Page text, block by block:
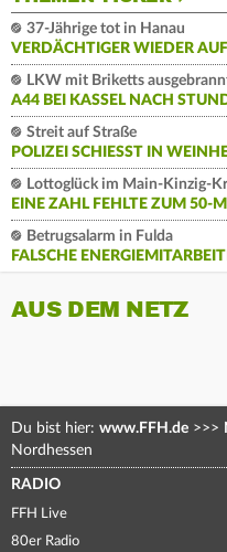
37-Jährige tot in Hanau
VERDÄCHTIGER WIEDER AUF
LKW mit Briketts
A44 BEI KASSEL NACH
Streit auf Straße
POLIZEI SCHIESST IN
Lottoglück im Main-Kinzig-
EINE ZAHL FEHLTE ZUM 50-
Betrugsalarm in Fulda
FALSCHE
AUS DEM NETZ
Du bist hier: www.FFH.de >>>
Nordhessen
RADIO
FFH Live
80er Radio